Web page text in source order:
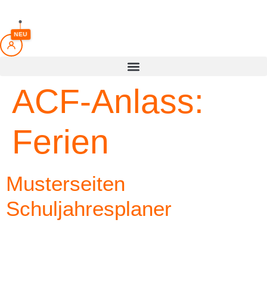
NEU
ACF-Anlass:
Ferien
Musterseiten
Schuljahresplaner